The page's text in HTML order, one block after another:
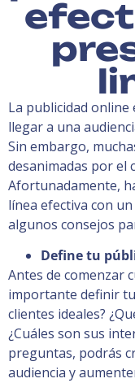
La publicidad
llegar a una
Sin embargo,
desanimadas por el
Afortunadamente,
línea efectiva con
algunos consejos
Define tu
Antes de comenzar
importante definir
clientes ideales?
¿Cuáles son sus
preguntas, podrás
audiencia y